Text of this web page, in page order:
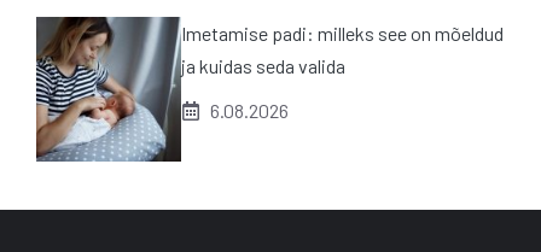
Imetamise padi: milleks see on mõeldud
ja kuidas seda valida
6.08.2026